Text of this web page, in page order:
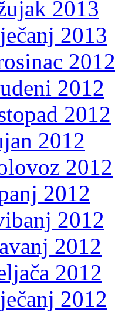
2013
2013
2012
2012
2012
2012
2012
2012
2012
2012
2012
2012